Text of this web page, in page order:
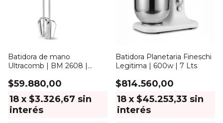
Batidora de mano
Ultracomb | BM 2608 |
$59.880,00
18 x $3.326,67 sin
interés
Batidora Planetaria Fineschi
Legitima | 600w | 7 Lts
$814.560,00
18 x $45.253,33 sin
interés